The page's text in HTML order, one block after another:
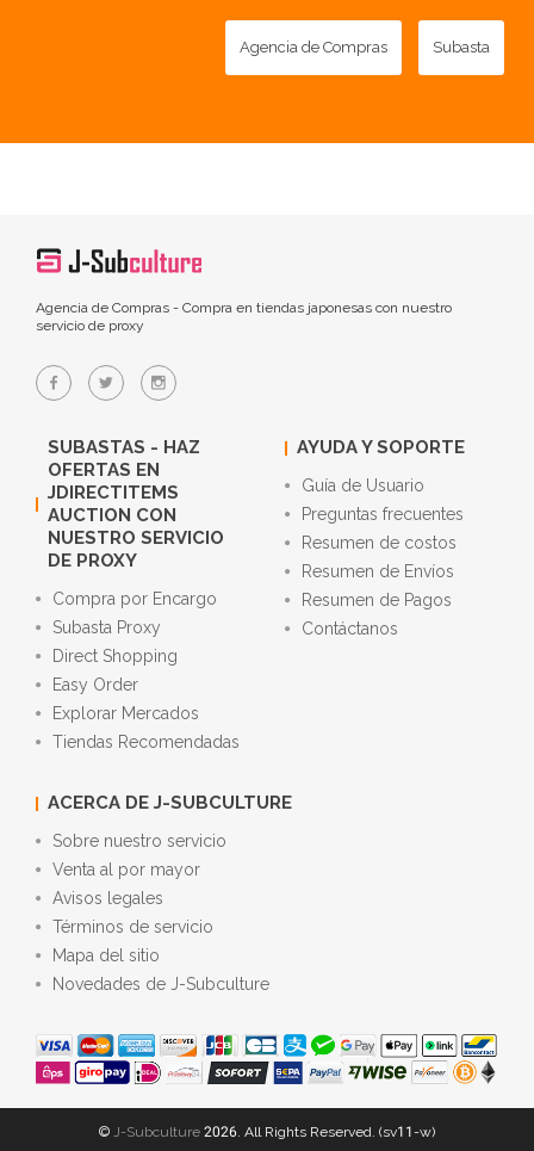
Agencia de Compras Subasta
Agencia de Compras - Compra en tiendas japonesas con nuestro
servicio de proxy
SUBASTAS - HAZ
OFERTAS EN
JDIRECTITEMS
AUCTION CON
NUESTRO SERVICIO
DE PROXY
Compra por Encargo
Subasta Proxy
Direct Shopping
Easy Order
Explorar Mercados
Tiendas Recomendadas
AYUDA Y SOPORTE
Guía de Usuario
Preguntas frecuentes
Resumen de costos
Resumen de Envíos
Resumen de Pagos
Contáctanos
ACERCA DE J-SUBCULTURE
Sobre nuestro servicio
Venta al por mayor
Avisos legales
Términos de servicio
Mapa del sitio
Novedades de J-Subculture
© J-Subculture 2026. All Rights Reserved. (sv11-w)